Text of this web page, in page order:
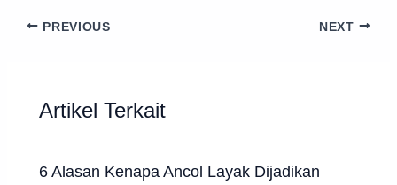
PREVIOUS NEXT
Artikel Terkait
6 Alasan Kenapa Ancol Layak Dijadikan